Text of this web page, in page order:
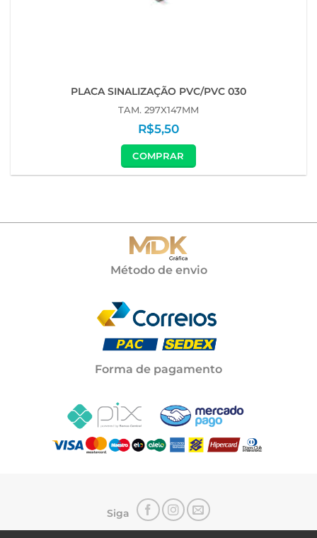
PLACA SINALIZAÇÃO PVC/PVC 030
TAM. 297X147MM
R$5,50
COMPRAR
Método de envio
Forma de pagamento
Siga